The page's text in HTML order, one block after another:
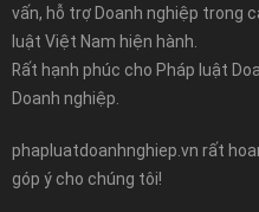
vấn, hỗ trợ Doanh nghiệp trong
luật Việt Nam hiện hành.
Rất hạnh phúc cho Pháp luật
Doanh nghiệp.
phapluatdoanhnghiep.vn rất
góp ý cho chúng tôi!